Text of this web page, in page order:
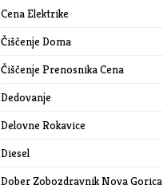
Cena Elektrike
Čiščenje Doma
Čiščenje Prenosnika Cena
Dedovanje
Delovne Rokavice
Diesel
Dober Zobozdravnik Nova Gorica